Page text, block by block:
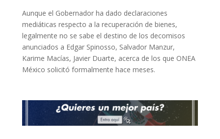
Aunque el Gobernador ha dado declaraciones
mediáticas respecto a la recuperación de bienes,
legalmente no se sabe el destino de los decomisos
anunciados a Edgar Spinosso, Salvador Manzur,
Karime Macías, Javier Duarte, acerca de los que ONEA
México solicitó formalmente hace meses.